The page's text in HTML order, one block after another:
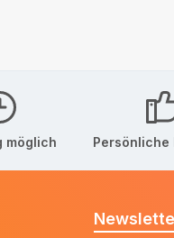
möglich Persönliche